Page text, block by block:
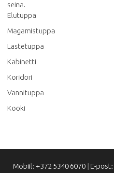
seina.
Elutuppa
Magamistuppa
Lastetuppa
Kabinetti
Koridori
Vannituppa
Kööki
Mobiil: +372 5340 6070 | E-